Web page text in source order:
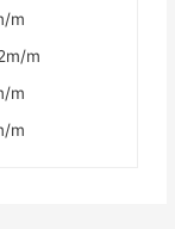
m
m
m
m